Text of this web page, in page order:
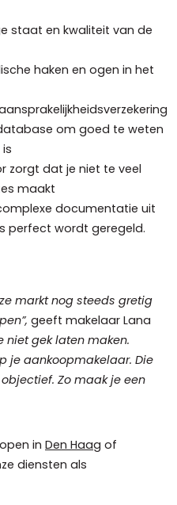
staat en kwaliteit van de
haken en ogen in het
om goed te weten
zorgt dat je niet te veel
maakt
documentatie uit
perfect wordt geregeld.
markt nog steeds gretig
geeft makelaar Lana
niet gek laten maken.
je aankoopmakelaar. Die
Zo maak je een
in Den Haag of
diensten als